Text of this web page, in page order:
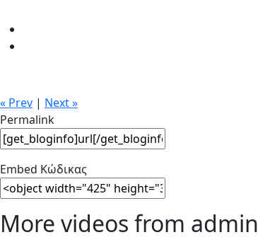
« Prev | Next »
Permalink
Embed Κώδικας
More videos from admin